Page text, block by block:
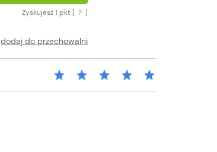
Zyskujesz1 pkt [ ? ]
dodaj do przechowalni